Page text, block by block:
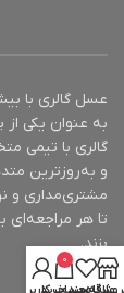
به عنوان یکی
گالری با تیمی
و به‌روزترین
مشتری‌مداری و
تا هر مراجعه‌ای
بزند.
علاقه مندی
0
سبد خرید
حساب کاربری من